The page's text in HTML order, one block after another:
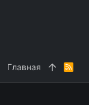
Главная
R